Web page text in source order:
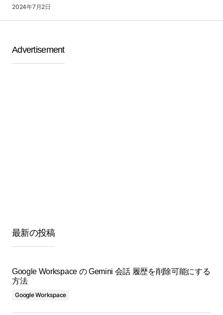
2024年7月2日
Advertisement
最新の投稿
Google Workspace の Gemini 会話 履歴を削除可能にする
方法
Google Workspace